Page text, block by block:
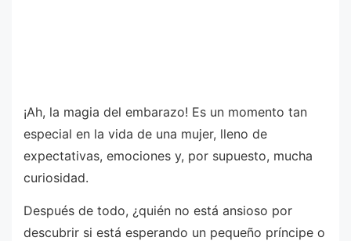
¡Ah, la magia del embarazo! Es un momento tan
especial en la vida de una mujer, lleno de
expectativas, emociones y, por supuesto, mucha
curiosidad.
Después de todo, ¿quién no está ansioso por
descubrir si está esperando un pequeño príncipe o